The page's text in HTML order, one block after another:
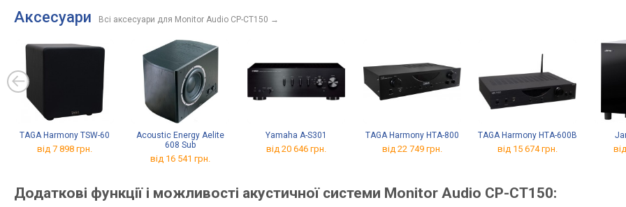
Аксесуари Всі аксесуари для Monitor Audio CP-CT150 →
TAGA Harmony TSW-60
від 7 898 грн.
Acoustic Energy Aelite
608 Sub
від 16 541 грн.
Yamaha A-S301
від 20 646 грн.
TAGA Harmony HTA-800
від 22 749 грн.
TAGA Harmony HTA-600B
від 15 674 грн.
Додаткові функції і можливості акустичної системи Monitor Audio CP-CT150: